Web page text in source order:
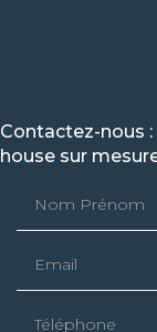
Contactez-nous
house sur